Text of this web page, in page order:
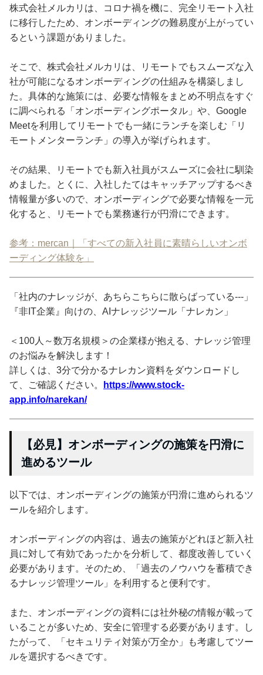
株式会社メルカリは、コロナ禍を機に、完全リモート入社
に移行したため、オンボーディングの難易度が上がってい
るという課題がありました。
そこで、株式会社メルカリは、リモートでもスムーズな入
社が可能になるオンボーディングの仕組みを構築しまし
た。具体的な施策には、必要な情報をまとめ不明点をすぐ
に調べられる「オンボーディングポータル」や、Google
Meetを利用してリモートでも一緒にランチを楽しむ「リ
モートメンターランチ」の導入が挙げられます。
その結果、リモートでも新入社員がスムーズに会社に馴染
めました。とくに、入社したてはキャッチアップするべき
情報量が多いので、オンボーディングで必要な情報を一元
化すると、リモートでも業務遂行が円滑にできます。
参考：mercan｜「すべての新入社員に素晴らしいオンボ
ーディング体験を」
「社内のナレッジが、あちらこちらに散らばっている---」
『非IT企業』向けの、AIナレッジツール「ナレカン」
＜100人～数万名規模＞の企業様が抱える、ナレッジ管理
のお悩みを解決します！
詳しくは、3分で分かるナレカン資料をダウンロードし
て、ご確認ください。
https://www.stock-
app.info/narekan/
【必見】オンボーディングの施策を円滑に
進めるツール
以下では、オンボーディングの施策が円滑に進められるツ
ールを紹介します。
オンボーディングの内容は、過去の施策がどれほど新入社
員に対して有効であったかを分析して、都度改善していく
必要があります。そのため、「過去のノウハウを蓄積でき
るナレッジ管理ツール」を利用すると便利です。
また、オンボーディングの資料には社外秘の情報が載って
いることが多いため、安全に管理する必要があります。し
たがって、「セキュリティ対策が万全か」も考慮してツー
ルを選択するべきです。